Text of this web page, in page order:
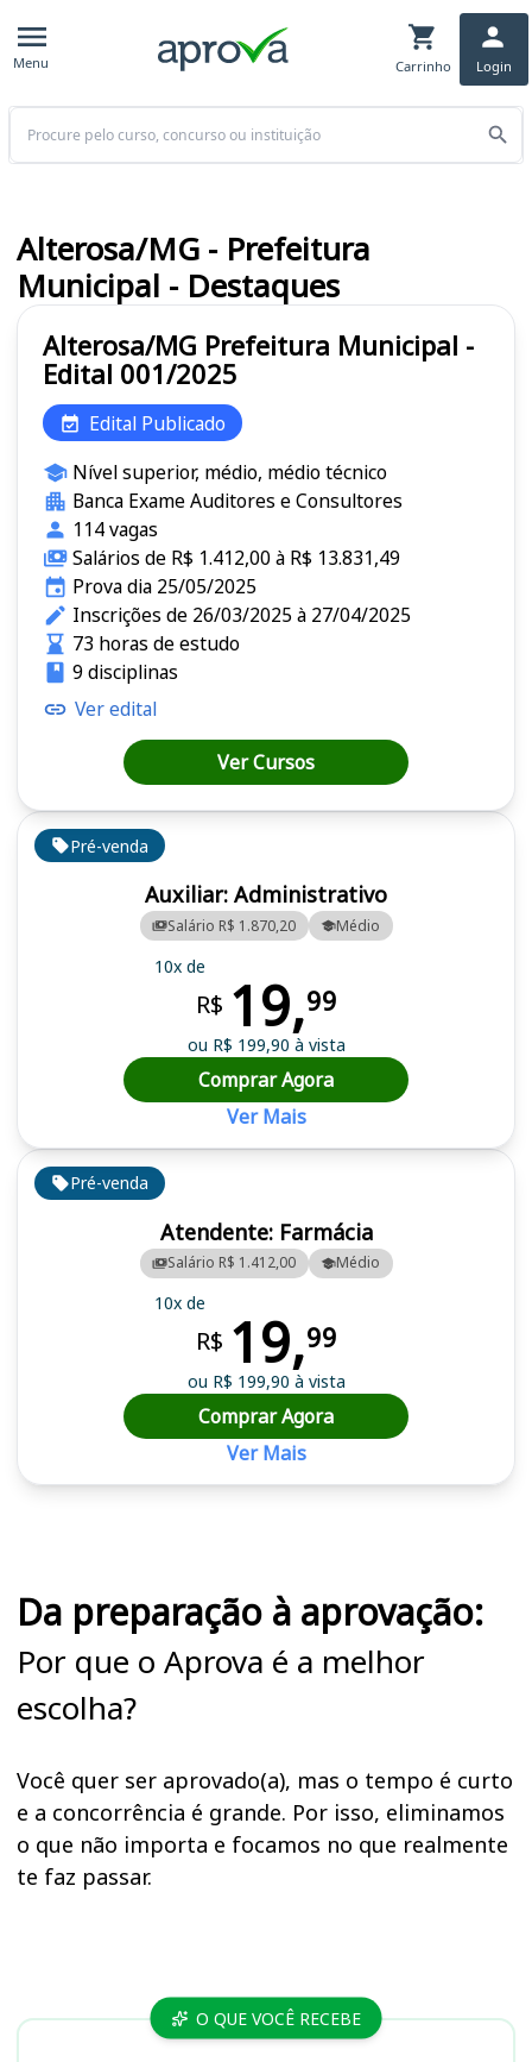
Menu Carrinho Login
Buscar
Pré-venda
Atendente: Farmácia
Salário R$ 1.412,00 Médio
10x de
R$ 19,99
ou R$ 199,90 à vista
Comprar Agora
Ver Mais
Pré-venda
Auxiliar: Administrativo
Salário R$ 1.870,20 Médio
10x de
R$ 19,99
ou R$ 199,90 à vista
Comprar Agora
Ver Mais
Alterosa/MG Prefeitura Municipal -
Edital 001/2025
Edital Publicado
Nível superior, médio, médio técnico
Banca Exame Auditores e Consultores
114 vagas
Salários de R$ 1.412,00 à R$ 13.831,49
Prova dia 25/05/2025
Inscrições de 26/03/2025 à 27/04/2025
73 horas de estudo
9 disciplinas
Ver edital
Ver Cursos
Alterosa/MG - Prefeitura
Municipal - Destaques
Da preparação à aprovação:
Por que o Aprova é a melhor
escolha?
Você quer ser aprovado(a), mas o tempo é curto
e a concorrência é grande. Por isso, eliminamos
o que não importa e focamos no que realmente
te faz passar.
Cursos O QUE VOCÊ RECEBE